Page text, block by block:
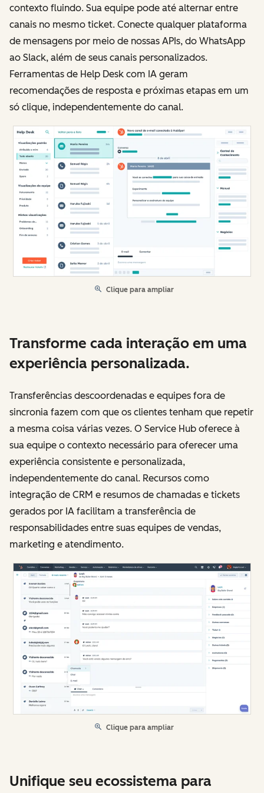
contexto fluindo. Sua equipe pode até alternar entre
canais no mesmo ticket. Conecte qualquer plataforma
de mensagens por meio de nossas APIs, do WhatsApp
ao Slack, além de seus canais personalizados.
Ferramentas de Help Desk com IA geram
recomendações de resposta e próximas etapas em um
só clique, independentemente do canal.
Clique para ampliar
Transforme cada interação em uma
experiência personalizada.
Transferências descoordenadas e equipes fora de
sincronia fazem com que os clientes tenham que repetir
a mesma coisa várias vezes. O Service Hub oferece à
sua equipe o contexto necessário para oferecer uma
experiência consistente e personalizada,
independentemente do canal. Recursos como
integração de CRM e resumos de chamadas e tickets
gerados por IA facilitam a transferência de
responsabilidades entre suas equipes de vendas,
marketing e atendimento.
Clique para ampliar
Unifique seu ecossistema para